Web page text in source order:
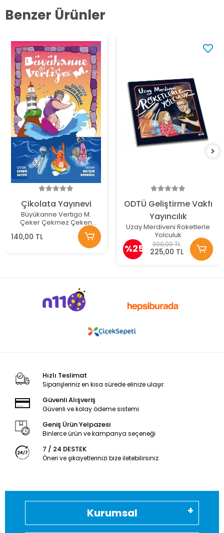
Benzer Ürünler
Çikolata Yayınevi
Büyükanne Vertigo M.
Çeker Çekmez Çeken
140,00 TL
ODTÜ Geliştirme Vakfı
Yayıncılık
Uzay Merdiveni Roketlerle
Yolculuk
%25 300,00 TL
225,00 TL
Hızlı Teslimat
Siparişleriniz en kısa sürede elinize ulaşır.
Güvenli Alışveriş
Güvenli ve kolay ödeme sistemi
Geniş Ürün Yelpazesi
Binlerce ürün ve kampanya seçeneği
7 / 24 DESTEK
Öneri ve şikayetlerinizi bize iletebilirsiniz.
Kurumsal